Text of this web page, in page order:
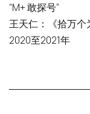
“M+ 敢探号”
王天仁：《拾万个
2020至2021年